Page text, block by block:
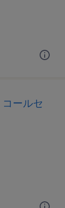
ールセ